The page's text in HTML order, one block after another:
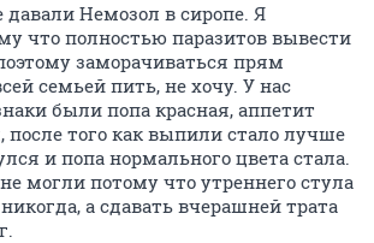
давали Немозол в сиропе. Я
что полностью паразитов вывести
заморачиваться прям
семьей пить, не хочу. У нас
были попа красная, аппетит
после того как выпили стало лучше
и попа нормального цвета стала.
могли потому что утреннего стула
а сдавать вчерашней трата